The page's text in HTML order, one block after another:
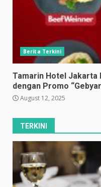
Berita Terkini
Tamarin Hotel Jakarta
dengan Promo
August 12, 2025
TERKINI